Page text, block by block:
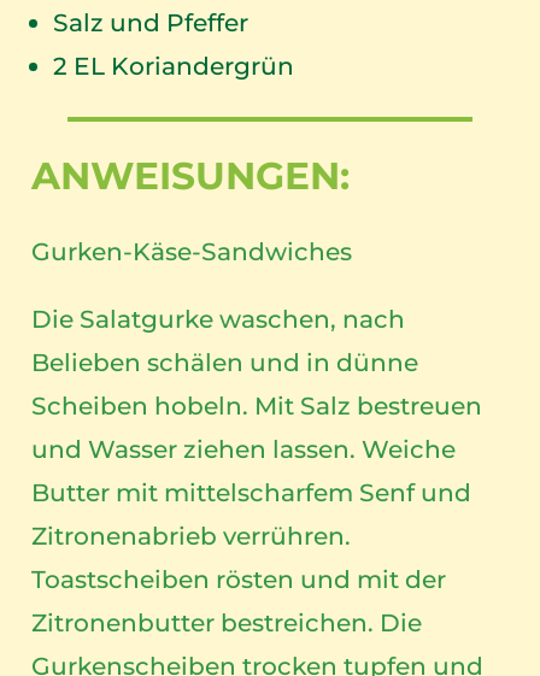
Salz und Pfeffer
2 EL Koriandergrün
ANWEISUNGEN:
Gurken-Käse-Sandwiches
Die Salatgurke waschen, nach
Belieben schälen und in dünne
Scheiben hobeln. Mit Salz bestreuen
und Wasser ziehen lassen. Weiche
Butter mit mittelscharfem Senf und
Zitronenabrieb verrühren.
Toastscheiben rösten und mit der
Zitronenbutter bestreichen. Die
Gurkenscheiben trocken tupfen und